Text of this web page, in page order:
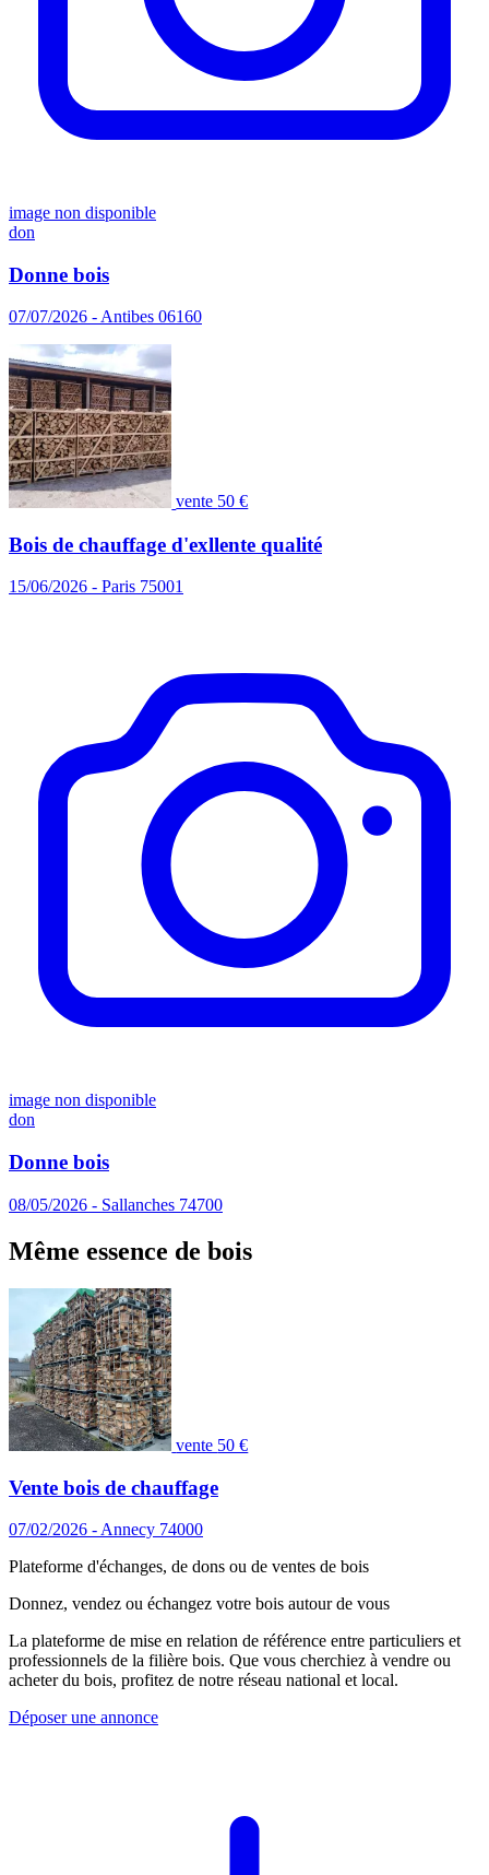
image non disponible
don
Donne bois
07/07/2026 - Antibes 06160
vente 50 €
Bois de chauffage d'exllente qualité
15/06/2026 - Paris 75001
image non disponible
don
Donne bois
08/05/2026 - Sallanches 74700
Même essence de bois
vente 50 €
Vente bois de chauffage
07/02/2026 - Annecy 74000
Plateforme d'échanges, de dons ou de ventes de bois
Donnez, vendez ou échangez votre bois autour de vous
La plateforme de mise en relation de référence entre particuliers et
professionnels de la filière bois. Que vous cherchiez à vendre ou
acheter du bois, profitez de notre réseau national et local.
Déposer une annonce